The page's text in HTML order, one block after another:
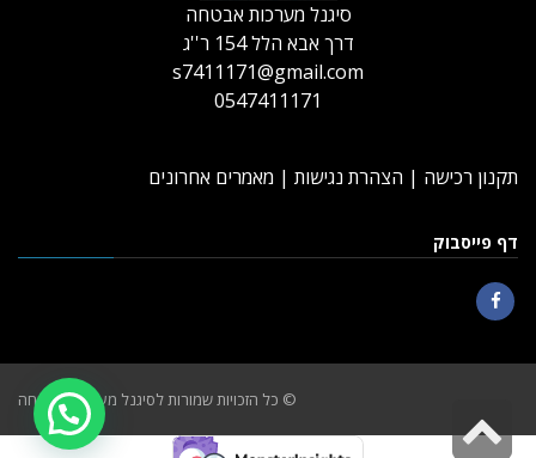
סיגנל מערכות אבטחה
דרך אבא הלל 154 ר''ג
s7411171@gmail.com
0547411171
תקנון רכישה | הצהרת נגישות | מאמרים אחרונים
דף פייסבוק
© כל הזכויות שמורות לסיגנל מערכות אבטחה גלילה